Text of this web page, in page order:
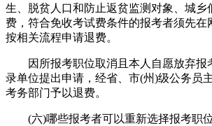
生、脱贫人口和防止返贫监测对象、城乡
费，符合免收考试费条件的报考者须先在
按相关流程申请退费。
因所报考职位取消且本人自愿放弃报
录单位提出申请，经省、市(州)级公务员
考务部门予以退费。
(六)哪些报考者可以重新选择报考职